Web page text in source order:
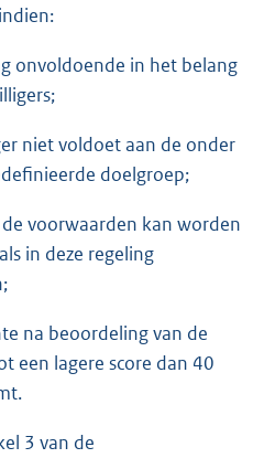
onvoldoende in het belang
niet voldoet aan de onder
doelgroep;
voorwaarden kan worden
in deze regeling
na beoordeling van de
een lagere score dan 40
3 van de